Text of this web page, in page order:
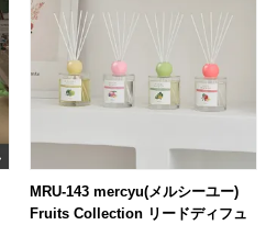
MRU-143 mercyu(メルシーユー)
Fruits Collection リードディフュ